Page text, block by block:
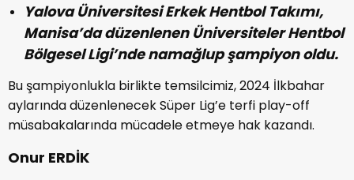
Yalova Üniversitesi Erkek Hentbol Takımı,
Manisa’da düzenlenen Üniversiteler Hentbol
Bölgesel Ligi’nde namağlup şampiyon oldu.
Bu şampiyonlukla birlikte temsilcimiz, 2024 İlkbahar
aylarında düzenlenecek Süper Lig’e terfi play-off
müsabakalarında mücadele etmeye hak kazandı.
Onur ERDİK